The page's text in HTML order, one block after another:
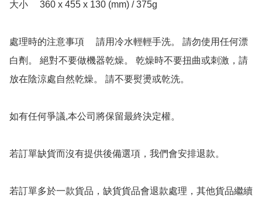
大小	 360 x 455 x 130 (mm) / 375g
處理時的注意事項	 請用冷水輕輕手洗。 請勿使用任何漂
白劑。 絕對不要做機器乾燥。 乾燥時不要扭曲或刺激，請
放在陰涼處自然乾燥。 請不要熨燙或乾洗。
如有任何爭議,本公司將保留最終決定權。
若訂單缺貨而沒有提供後備選項，我們會安排退款。
若訂單多於一款貨品，缺貨貨品會退款處理，其他貨品繼續